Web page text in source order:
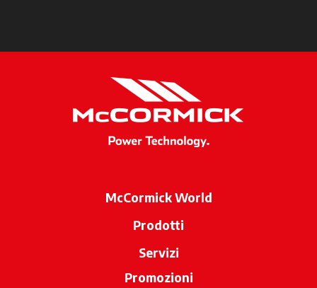
McCormick World
Prodotti
Servizi
Promozioni